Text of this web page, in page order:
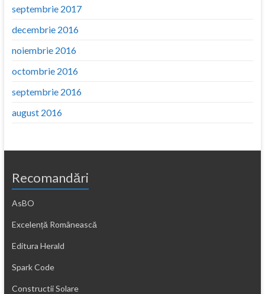
septembrie 2017
decembrie 2016
noiembrie 2016
octombrie 2016
septembrie 2016
august 2016
Recomandări
AsBO
Excelență Românească
Editura Herald
Spark Code
Constructii Solare